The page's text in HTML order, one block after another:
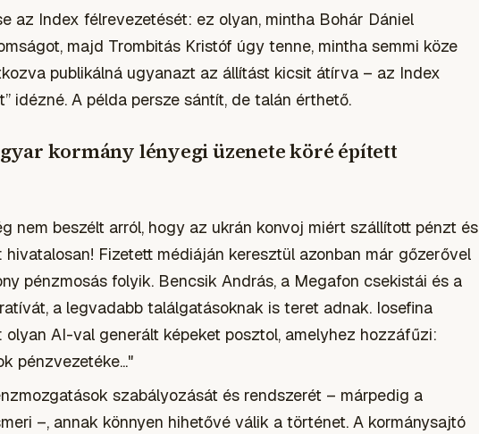
az Index félrevezetését: ez olyan, mintha Bohár Dániel
majd Trombitás Kristóf úgy tenne, mintha semmi köze
publikálná ugyanazt az állítást kicsit átírva – az Index
idézné. A példa persze sántít, de talán érthető.
kormány lényegi üzenete köré épített
nem beszélt arról, hogy az ukrán konvoj miért szállított pénzt és
Fizetett médiáján keresztül azonban már gőzerővel
pénzmosás folyik. Bencsik András, a Megafon csekistái és a
a legvadabb találgatásoknak is teret adnak. Iosefina
AI-val generált képeket posztol, amelyhez hozzáfűzi:
pénzvezetéke..."
szabályozását és rendszerét – márpedig a
–, annak könnyen hihetővé válik a történet. A kormánysajtó